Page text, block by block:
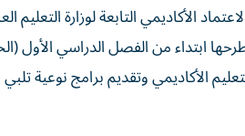
الأكاديمي التابعة لوزارة التعليم
ابتداء من الفصل الدراسي الأول
منظومة التعليم الأكاديمي وتقديم برامج نوعية